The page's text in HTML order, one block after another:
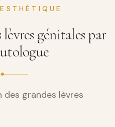
génitales par
grandes lèvres